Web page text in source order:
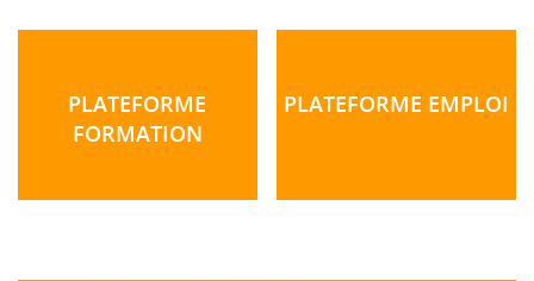
PLATEFORME
FORMATION
PLATEFORME EMPLOI